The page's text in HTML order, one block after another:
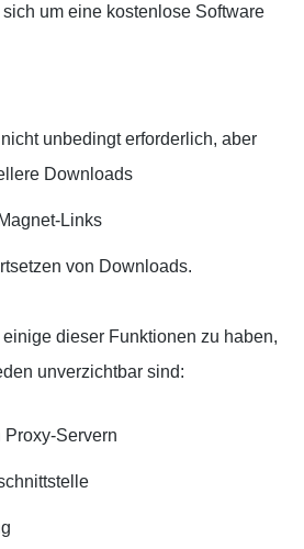
um eine kostenlose Software
unbedingt erforderlich, aber
Downloads
Links
von Downloads.
dieser Funktionen zu haben,
unverzichtbar sind:
Proxy-Servern